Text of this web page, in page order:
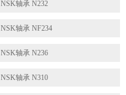
NSK轴承 N232
NSK轴承 NF234
NSK轴承 N236
NSK轴承 N310